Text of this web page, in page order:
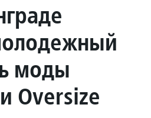
моды
Oversize